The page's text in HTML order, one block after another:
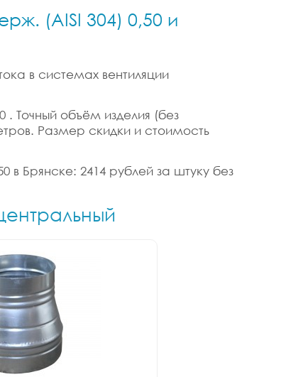
(AISI 304) 0,50 и
в системах вентиляции
. Точный объём изделия (без
Размер скидки и стоимость
в Брянске: 2414 рублей за штуку без